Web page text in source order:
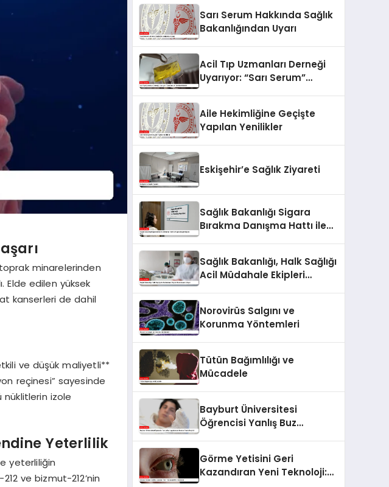
toprak minarelerinden
Elde edilen yüksek
kanserleri de dahil
ve düşük maliyetli**
reçinesi” sayesinde
nüklitlerin izole
Yeterlilik
yeterliliğin
ve bizmut-212’nin
Sarı Serum Hakkında Sağlık
Bakanlığından Uyarı
Acil Tıp Uzmanları Derneği
Uyarıyor: “Sarı Serum”
Aile Hekimliğine Geçişte
Yapılan Yenilikler
Eskişehir’e Sağlık Ziyareti
Sağlık Bakanlığı Sigara
Bırakma Danışma Hattı ile
Sağlık Bakanlığı, Halk Sağlığı
Acil Müdahale Ekipleri
Norovirüs Salgını ve
Korunma Yöntemleri
Tütün Bağımlılığı ve
Mücadele
Bayburt Üniversitesi
Öğrencisi Yanlış Buz
Görme Yetisini Geri
Kazandıran Yeni Teknoloji: